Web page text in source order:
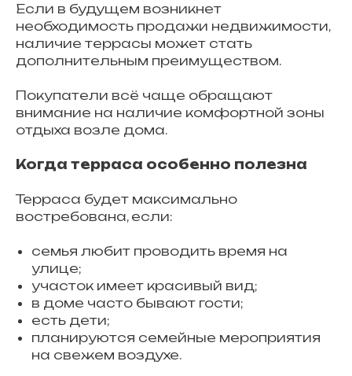
Если в будущем возникнет
необходимость продажи недвижимости,
наличие террасы может стать
дополнительным преимуществом.
Покупатели всё чаще обращают
внимание на наличие комфортной зоны
отдыха возле дома.
Когда терраса особенно полезна
Терраса будет максимально
востребована, если:
семья любит проводить время на
улице;
участок имеет красивый вид;
в доме часто бывают гости;
есть дети;
планируются семейные мероприятия
на свежем воздухе.